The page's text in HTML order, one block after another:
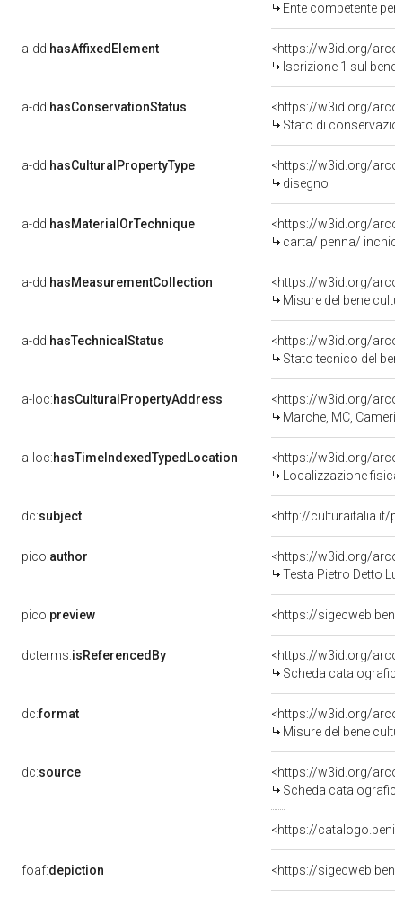
Ente competente
a-dd:hasAffixedElement
<https://w3id.org/
Iscrizione 1 sul
a-dd:hasConservationStatus
<https://w3id.org/
Stato di
a-dd:hasCulturalPropertyType
<https://w3id.org/
disegno
a-dd:hasMaterialOrTechnique
<https://w3id.org/
carta/ penna/
a-dd:hasMeasurementCollection
<https://w3id.org/
Misure del bene
a-dd:hasTechnicalStatus
<https://w3id.org/
Stato tecnico del
a-loc:hasCulturalPropertyAddress
<https://w3id.org/
Marche, MC,
a-loc:hasTimeIndexedTypedLocation
<https://w3id.org/
Localizzazione
dc:subject <http://
pico:author
<https://w3id.org/
Testa Pietro Detto
pico:preview <https://
dcterms:isReferencedBy
<https://w3id.org/
Scheda
dc:format
<https://w3id.org/
Misure del bene
dc:source
<https://w3id.org/
Scheda
<https://
foaf:depiction <https://